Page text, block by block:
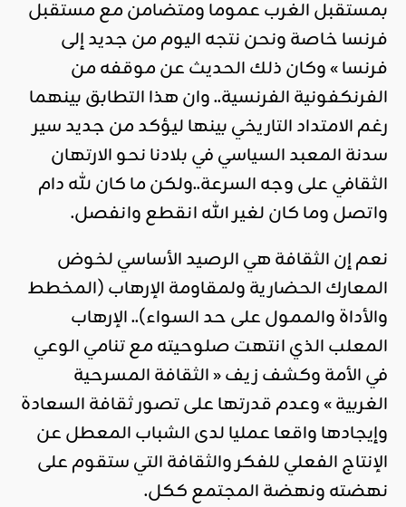
بمستقبل الغرب عموما ومتضامن مع مستقبل
فرنسا خاصة ونحن نتجه اليوم من جديد إلى
فرنسا » وكان ذلك الحديث عن موقفه من
الفرنكفونية الفرنسية.. وان هذا التطابق بينهما
رغم الامتداد التاريخي بينها ليؤكد من جديد سير
سدنة المعبد السياسي في بلادنا نحو الارتهان
الثقافي على وجه السرعة..ولكن ما كان لله دام
واتصل وما كان لغير الله انقطع وانفصل.
نعم إن الثقافة هي الرصيد الأساسي لخوض
المعارك الحضارية ولمقاومة الإرهاب (المخطط
والأداة والممول على حد السواء).. الإرهاب
المعلب الذي انتهت صلوحيته مع تنامي الوعي
في الأمة وكشف زيف « الثقافة المسرحية
الغربية » وعدم قدرتها على تصور ثقافة السعادة
وإيجادها واقعا عمليا لدى الشباب المعطل عن
الإنتاج الفعلي للفكر والثقافة التي ستقوم على
نهضته ونهضة المجتمع ككل.